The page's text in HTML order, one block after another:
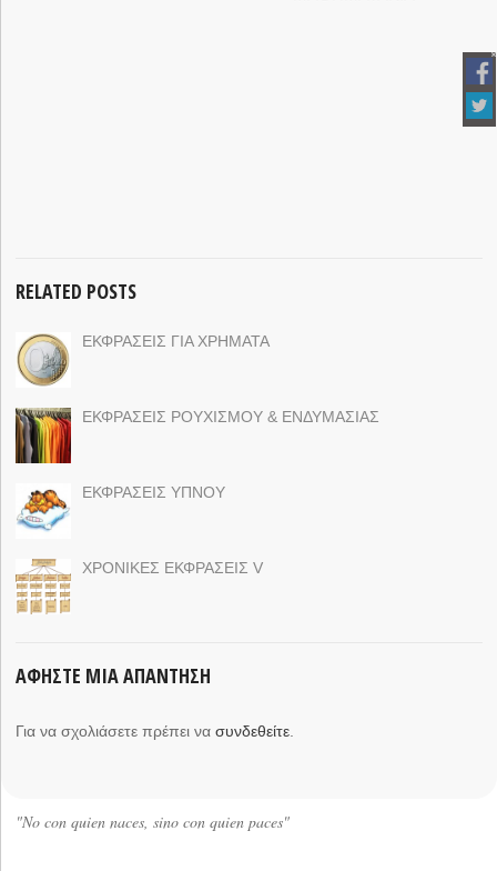
RELATED POSTS
ΕΚΦΡΑΣΕΙΣ ΓΙΑ ΧΡΗΜΑΤΑ
ΕΚΦΡΑΣΕΙΣ ΡΟΥΧΙΣΜΟΥ & ΕΝΔΥΜΑΣΙΑΣ
ΕΚΦΡΑΣΕΙΣ ΥΠΝΟΥ
ΧΡΟΝΙΚΕΣ ΕΚΦΡΑΣΕΙΣ V
ΑΦΉΣΤΕ ΜΙΑ ΑΠΆΝΤΗΣΗ
Για να σχολιάσετε πρέπει νασυνδεθείτε
"No con quien naces, sino con quien paces"